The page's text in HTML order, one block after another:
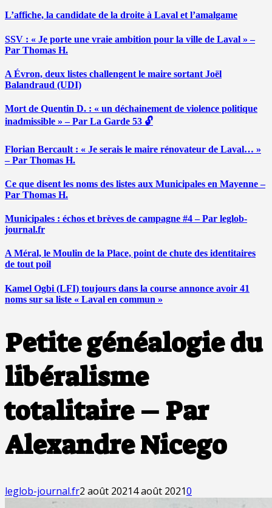
L’affiche, la candidate de la droite à Laval et l’amalgame
SSV : « Je porte une vraie ambition pour la ville de Laval » –
Par Thomas H.
A Évron, deux listes challengent le maire sortant Joël
Balandraud (UDI)
Mort de Quentin D. : « un déchainement de violence politique
inadmissible » – Par La Garde 53 🔓
Florian Bercault : « Je serais le maire rénovateur de Laval… »
– Par Thomas H.
Ce que disent les noms des listes aux Municipales en Mayenne –
Par Thomas H.
Municipales : échos et brèves de campagne #4 – Par leglob-
journal.fr
A Méral, le Moulin de la Place, point de chute des identitaires
de tout poil
Kamel Ogbi (LFI) toujours dans la course annonce avoir 41
noms sur sa liste « Laval en commun »
Petite généalogie du
libéralisme
totalitaire – Par
Alexandre Nicego
leglob-journal.fr2 août 20214 août 20210